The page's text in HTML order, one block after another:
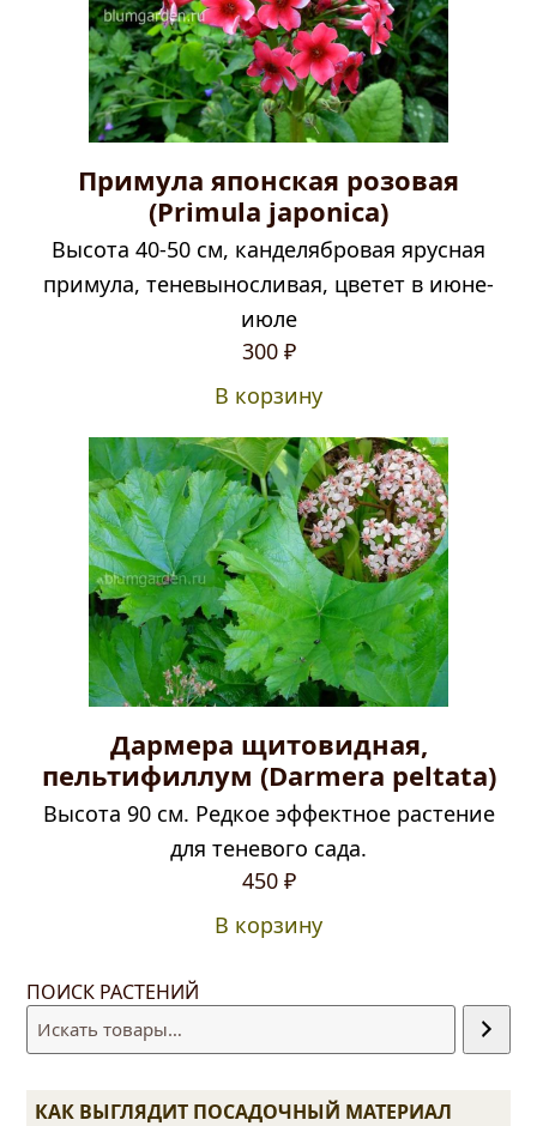
Примула японская розовая
(Primula japonica)
Высота 40-50 см, канделябровая ярусная
примула, теневыносливая, цветет в июне-
июле
Первоначальная
составляла
390 ₽.
300 ₽Текущая
300 ₽.
В корзину
Дармера щитовидная,
пельтифиллум (Darmera peltata)
Высота 90 см. Редкое эффектное растение
для теневого сада.
450 ₽
В корзину
ПОИСК РАСТЕНИЙ
КАК ВЫГЛЯДИТ ПОСАДОЧНЫЙ МАТЕРИАЛ